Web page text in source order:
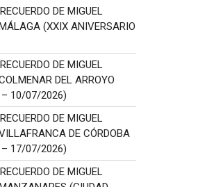
DE MIGUEL
(XXIX ANIVERSARIO
DE MIGUEL
DEL ARROYO
– 10/07/2026)
DE MIGUEL
DE CÓRDOBA
– 17/07/2026)
DE MIGUEL